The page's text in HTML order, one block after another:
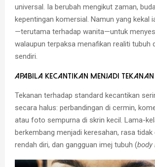
universal. Ia berubah mengikut zaman,
kepentingan komersial. Namun yang kekal
—terutama terhadap wanita—untuk
walaupun terpaksa menafikan realiti tubuh
sendiri.
Apabila Kecantikan Menjadi Tekanan
Tekanan terhadap standard kecantikan
secara halus: perbandingan di cermin,
atau foto sempurna di skrin kecil. Lama-
berkembang menjadi keresahan, rasa tidak
rendah diri, dan gangguan imej tubuh (body